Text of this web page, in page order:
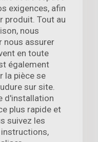
exigences, afin
produit. Tout au
nous
nous assurer
en toute
également
la pièce se
sur site.
d'installation
plus rapide et
suivez les